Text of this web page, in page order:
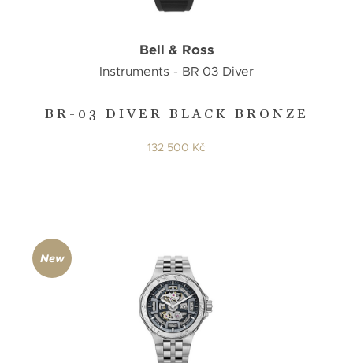
BR-03 DIVER BLACK BRONZE
Bell & Ross
Instruments - BR 03 Diver
132 500 Kč
New